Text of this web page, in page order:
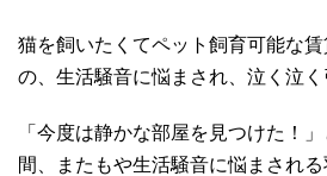
猫を飼いたくてペット飼育可能な
の、生活騒音に悩まされ、泣く泣く
「今度は静かな部屋を見つけた！
間、またもや生活騒音に悩まされ